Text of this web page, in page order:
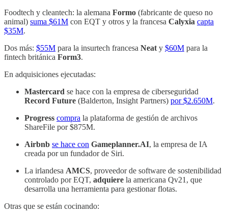
Foodtech y cleantech: la alemana Formo (fabricante de queso no
animal) suma $61M con EQT y otros y la francesa Calyxia capta
$35M.
Dos más: $55M para la insurtech francesa Neat y $60M para la
fintech británica Form3.
En adquisiciones ejecutadas:
Mastercard se hace con la empresa de ciberseguridad
Record Future (Balderton, Insight Partners) por $2.650M.
Progress compra la plataforma de gestión de archivos
ShareFile por $875M.
Airbnb se hace con Gameplanner.AI, la empresa de IA
creada por un fundador de Siri.
La irlandesa AMCS, proveedor de software de sostenibilidad
controlado por EQT, adquiere la americana Qv21, que
desarrolla una herramienta para gestionar flotas.
Otras que se están cocinando: